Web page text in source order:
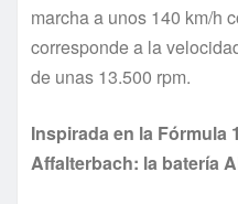
marcha a unos 140 km/h
corresponde a la
de unas 13.500 rpm.
Inspirada en la
Affalterbach: la batería